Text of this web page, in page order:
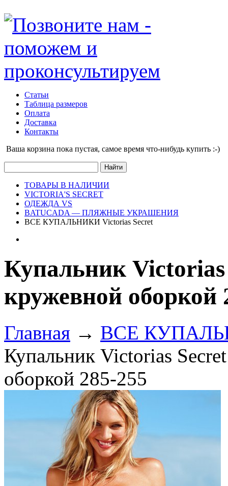
Статьи
Таблица размеров
Оплата
Доставка
Контакты
Ваша корзина пока пустая, cамое время что-нибудь купить :-)
ТОВАРЫ В НАЛИЧИИ
VICTORIA'S SECRET
ОДЕЖДА VS
BATUCADA — ПЛЯЖНЫЕ УКРАШЕНИЯ
ВСЕ КУПАЛЬНИКИ Victorias Secret
Купальник Victorias
кружевной оборкой
Главная → ВСЕ
Купальник Victorias
оборкой 285-255